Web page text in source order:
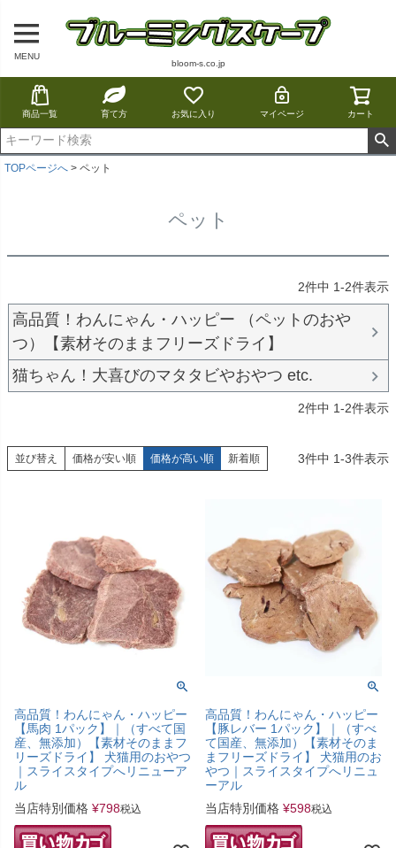
MENU
bloom-s.co.jp
商品一覧 育て方 お気に入り マイページ カート
TOPページへ ペット
ペット
2件中 1-2件表示
高品質！わんにゃん・ハッピー （ペットのおや
つ）【素材そのままフリーズドライ】
猫ちゃん！大喜びのマタタビやおやつ etc.
2件中 1-2件表示
並び替え 価格が安い順 価格が高い順 新着順 3件中 1-3件表示
高品質！わんにゃん・ハッピー
【馬肉 1パック】｜（すべて国
産、無添加）【素材そのままフ
リーズドライ】 犬猫用のおやつ
｜スライスタイプへリニューア
ル
当店特別価格 ¥798税込
高品質！わんにゃん・ハッピー
【豚レバー 1パック】｜（すべ
て国産、無添加）【素材そのま
まフリーズドライ】 犬猫用のお
やつ｜スライスタイプへリニュ
ーアル
当店特別価格 ¥598税込